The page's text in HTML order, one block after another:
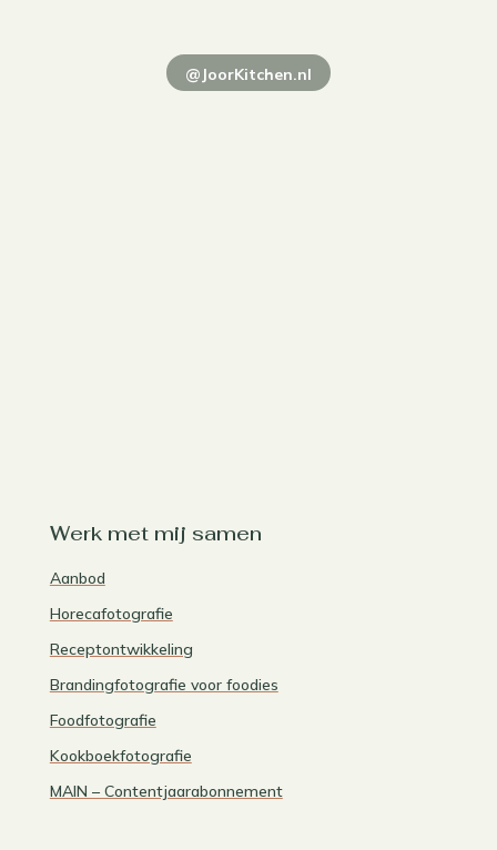
@JoorKitchen.nl
Werk met mij samen
Aanbod
Horecafotografie
Receptontwikkeling
Brandingfotografie voor foodies
Foodfotografie
Kookboekfotografie
MAIN – Contentjaarabonnement